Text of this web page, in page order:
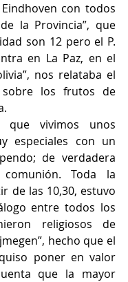
con todos
la Provincia”, que
son 12 pero el P.
en La Paz, en el
nos relataba el
sobre los frutos de
que vivimos unos
especiales con un
de verdadera
Toda la
de las 10,30, estuvo
entre todos los
religiosos de
hecho que el
poner en valor
que la mayor